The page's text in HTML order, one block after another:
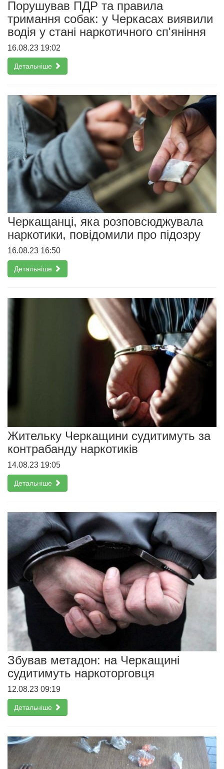
Порушував ПДР та правила
тримання собак: у Черкасах виявили
водія у стані наркотичного сп'яніння
16.08.23 19:02
Детальніше
Черкащанці, яка розповсюджувала
наркотики, повідомили про підозру
16.08.23 16:50
Детальніше
Жительку Черкащини судитимуть за
контрабанду наркотиків
14.08.23 19:05
Детальніше
Збував метадон: на Черкащині
судитимуть наркоторговця
12.08.23 09:19
Детальніше